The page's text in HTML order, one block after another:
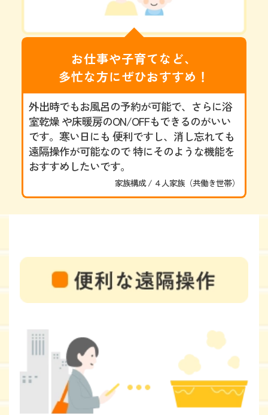
お仕事や子育てなど、
多忙な方にぜひおすすめ！
外出時でもお風呂の予約が可能で、さらに浴
室乾燥 や床暖房のON/OFFもできるのがいい
です。寒い日にも 便利ですし、消し忘れても
遠隔操作が可能なので 特にそのような機能を
おすすめしたいです。
家族構成 / ４人家族（共働き世帯）